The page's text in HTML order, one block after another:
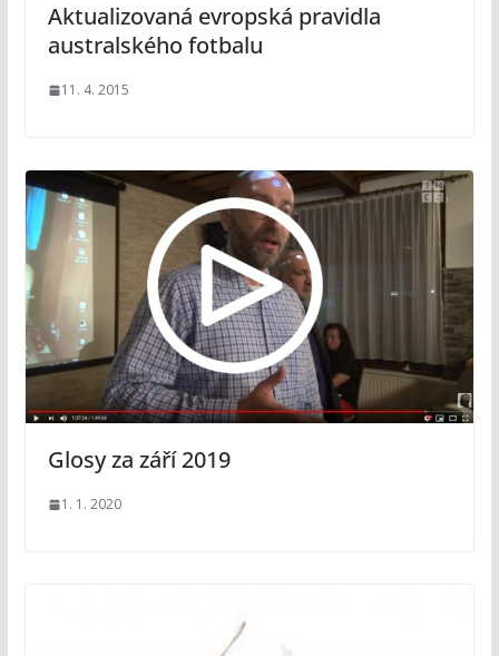
Aktualizovaná evropská pravidla
australského fotbalu
11. 4. 2015
Glosy za září 2019
1. 1. 2020